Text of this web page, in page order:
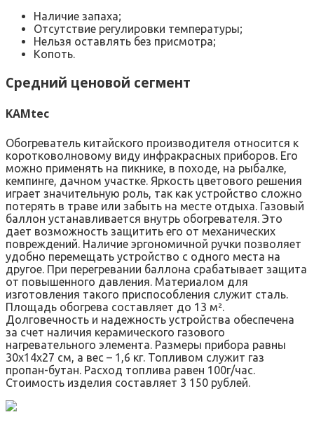
Наличие запаха;
Отсутствие регулировки температуры;
Нельзя оставлять без присмотра;
Копоть.
Средний ценовой сегмент
KAMtec
Обогреватель китайского производителя относится к
коротковолновому виду инфракрасных приборов. Его
можно применять на пикнике, в походе, на рыбалке,
кемпинге, дачном участке. Яркость цветового решения
играет значительную роль, так как устройство сложно
потерять в траве или забыть на месте отдыха. Газовый
баллон устанавливается внутрь обогревателя. Это
дает возможность защитить его от механических
повреждений. Наличие эргономичной ручки позволяет
удобно перемещать устройство с одного места на
другое. При перегревании баллона срабатывает защита
от повышенного давления. Материалом для
изготовления такого приспособления служит сталь.
Площадь обогрева составляет до 13 м².
Долговечность и надежность устройства обеспечена
за счет наличия керамического газового
нагревательного элемента. Размеры прибора равны
30х14х27 см, а вес – 1,6 кг. Топливом служит газ
пропан-бутан. Расход топлива равен 100г/час.
Стоимость изделия составляет 3 150 рублей.